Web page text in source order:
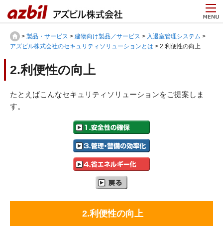
> 製品・サービス > 建物向け製品／サービス > 入退室管理システム >
アズビル株式会社のセキュリティソリューションとは > 2.利便性の向上
2.利便性の向上
たとえばこんなセキュリティソリューションをご提案しま
す。
2.利便性の向上